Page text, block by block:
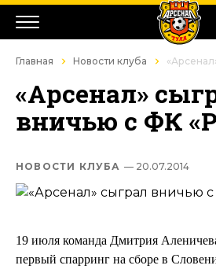
Главная Новости клуба
«Арсенал»
вничью с ФК
НОВОСТИ КЛУБА — 20.07.2014
19 июля команда Дмитрия
первый спарринг на сборе в